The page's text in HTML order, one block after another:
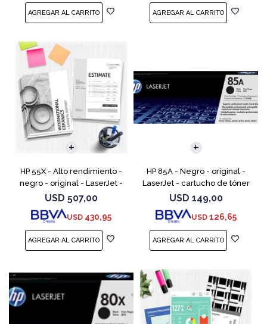
HP 55X - Alto rendimiento -
negro - original - LaserJet -
cartucho de tóner (CE255X) -
para LaserJet Enterprise MFP
M525; LaserJ
USD 507,00
USD 430,95
HP 85A - Negro - original -
LaserJet - cartucho de tóner
(CE285A) - para LaserJet Pro
M1132 MFP, M1212nf MFP,
M1217nfw MFP, P110
USD 149,00
USD 126,65